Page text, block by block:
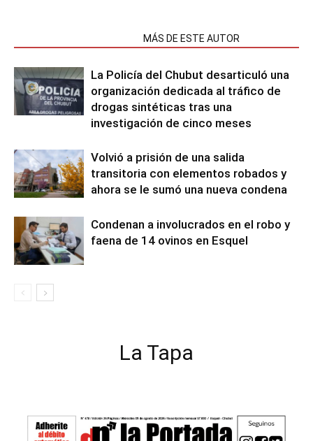
MÁS DE ESTE AUTOR
La Policía del Chubut desarticuló una
organización dedicada al tráfico de
drogas sintéticas tras una
investigación de cinco meses
Volvió a prisión de una salida
transitoria con elementos robados y
ahora se le sumó una nueva condena
Condenan a involucrados en el robo y
faena de 14 ovinos en Esquel
La Tapa